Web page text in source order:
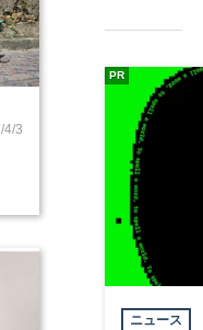
4/3
ニュース
PR